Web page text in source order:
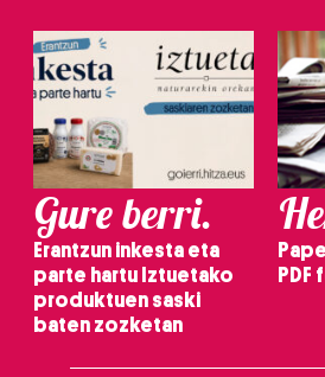
Gure berri.
Erantzun inkesta eta
parte hartu Iztuetako
produktuen saski
baten zozketan
PDF